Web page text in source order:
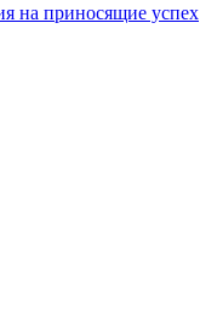
на приносящие успех